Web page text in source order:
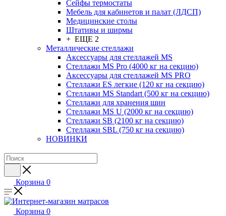
Сейфы термостаты
Мебель для кабинетов и палат (ЛДСП)
Медицинские столы
Штативы и ширмы
+ ЕЩЕ 2
Металлические стеллажи
Аксессуары для стеллажей MS
Стеллажи MS Pro (4000 кг на секцию)
Аксессуары для стеллажей MS PRO
Стеллажи ES легкие (120 кг на секцию)
Стеллажи MS Standart (500 кг на секцию)
Стеллажи для хранения шин
Стеллажи MS U (2000 кг на секцию)
Стеллажи SB (2100 кг на секцию)
Стеллажи SBL (750 кг на секцию)
НОВИНКИ
Корзина 0
Корзина 0